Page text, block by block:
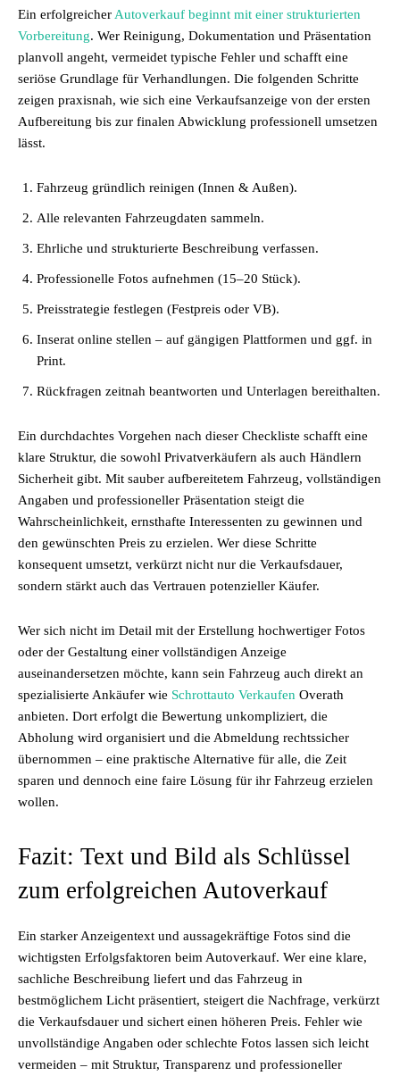
Ein erfolgreicher Autoverkauf beginnt mit einer strukturierten
Vorbereitung. Wer Reinigung, Dokumentation und Präsentation
planvoll angeht, vermeidet typische Fehler und schafft eine
seriöse Grundlage für Verhandlungen. Die folgenden Schritte
zeigen praxisnah, wie sich eine Verkaufsanzeige von der ersten
Aufbereitung bis zur finalen Abwicklung professionell umsetzen
lässt.
Fahrzeug gründlich reinigen (Innen & Außen).
Alle relevanten Fahrzeugdaten sammeln.
Ehrliche und strukturierte Beschreibung verfassen.
Professionelle Fotos aufnehmen (15–20 Stück).
Preisstrategie festlegen (Festpreis oder VB).
Inserat online stellen – auf gängigen Plattformen und ggf. in
Print.
Rückfragen zeitnah beantworten und Unterlagen bereithalten.
Ein durchdachtes Vorgehen nach dieser Checkliste schafft eine
klare Struktur, die sowohl Privatverkäufern als auch Händlern
Sicherheit gibt. Mit sauber aufbereitetem Fahrzeug, vollständigen
Angaben und professioneller Präsentation steigt die
Wahrscheinlichkeit, ernsthafte Interessenten zu gewinnen und
den gewünschten Preis zu erzielen. Wer diese Schritte
konsequent umsetzt, verkürzt nicht nur die Verkaufsdauer,
sondern stärkt auch das Vertrauen potenzieller Käufer.
Wer sich nicht im Detail mit der Erstellung hochwertiger Fotos
oder der Gestaltung einer vollständigen Anzeige
auseinandersetzen möchte, kann sein Fahrzeug auch direkt an
spezialisierte Ankäufer wie Schrottauto Verkaufen Overath
anbieten. Dort erfolgt die Bewertung unkompliziert, die
Abholung wird organisiert und die Abmeldung rechtssicher
übernommen – eine praktische Alternative für alle, die Zeit
sparen und dennoch eine faire Lösung für ihr Fahrzeug erzielen
wollen.
Fazit: Text und Bild als Schlüssel
zum erfolgreichen Autoverkauf
Ein starker Anzeigentext und aussagekräftige Fotos sind die
wichtigsten Erfolgsfaktoren beim Autoverkauf. Wer eine klare,
sachliche Beschreibung liefert und das Fahrzeug in
bestmöglichem Licht präsentiert, steigert die Nachfrage, verkürzt
die Verkaufsdauer und sichert einen höheren Preis. Fehler wie
unvollständige Angaben oder schlechte Fotos lassen sich leicht
vermeiden – mit Struktur, Transparenz und professioneller